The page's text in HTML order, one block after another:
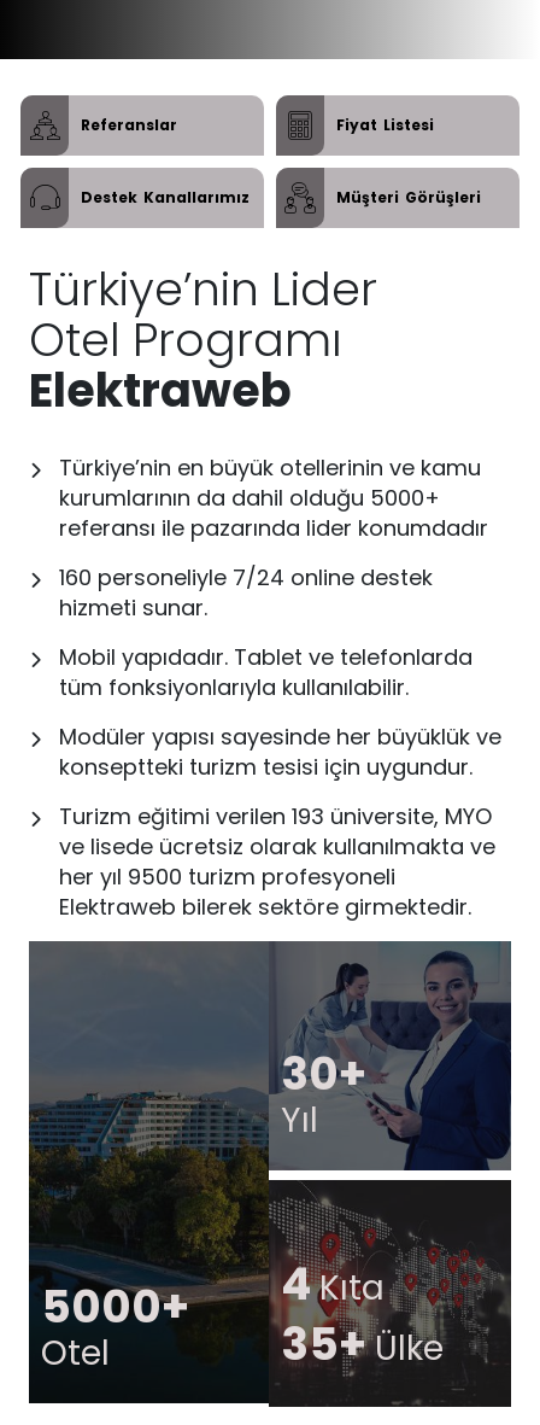
Referanslar Fiyat Listesi
Destek Kanallarımız Müşteri Görüşleri
Türkiye’nin Lider
Otel Programı
Elektraweb
Türkiye’nin en büyük otellerinin ve kamu
kurumlarının da dahil olduğu 5000+
referansı ile pazarında lider konumdadır
160 personeliyle 7/24 online destek
hizmeti sunar.
Mobil yapıdadır. Tablet ve telefonlarda
tüm fonksiyonlarıyla kullanılabilir.
Modüler yapısı sayesinde her büyüklük ve
konseptteki turizm tesisi için uygundur.
Turizm eğitimi verilen 193 üniversite, MYO
ve lisede ücretsiz olarak kullanılmakta ve
her yıl 9500 turizm profesyoneli
Elektraweb bilerek sektöre girmektedir.
5000+
Otel
30+
Yıl
4Kıta
35+Ülke